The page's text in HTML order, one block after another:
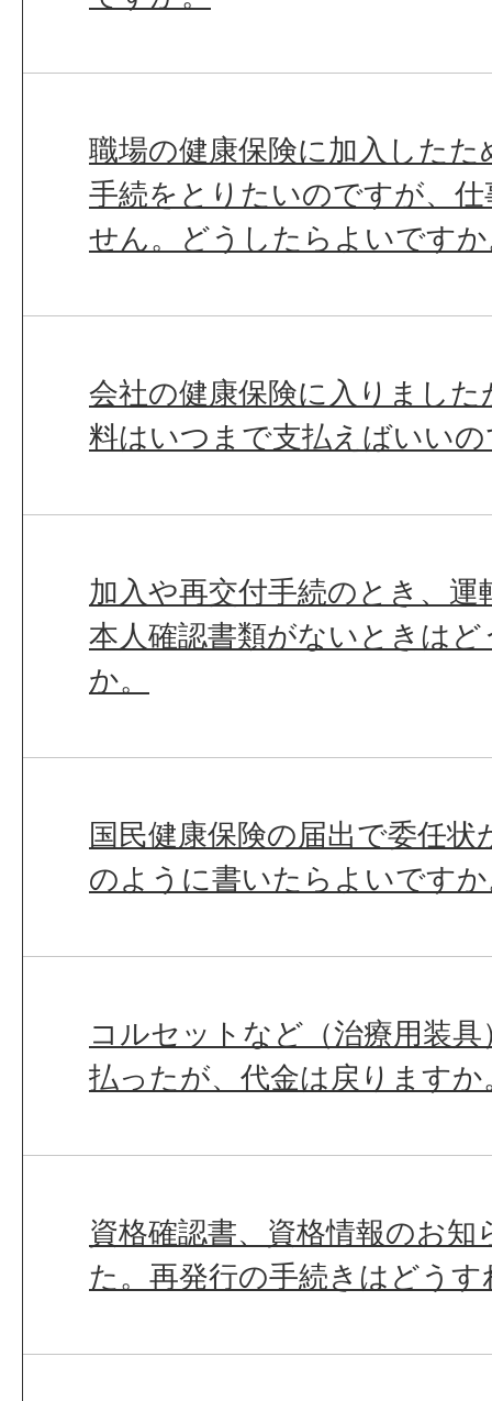
職場の健康保険に加入した
手続をとりたいのですが、
せん。どうしたらよいです
会社の健康保険に入りました
料はいつまで支払えばいい
加入や再交付手続のとき、
本人確認書類がないときは
か。
国民健康保険の届出で委任
のように書いたらよいです
コルセットなど（治療用装
払ったが、代金は戻りますか
資格確認書、資格情報のお
た。再発行の手続きはどう